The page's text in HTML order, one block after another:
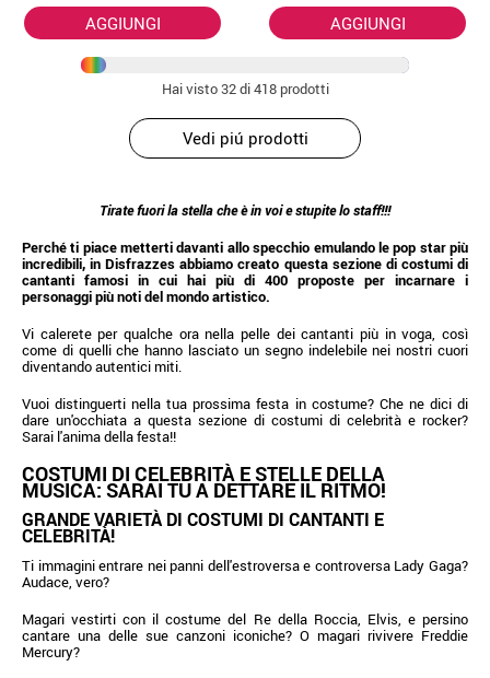
AGGIUNGI AGGIUNGI
Hai visto32di 418 prodotti
Vedi piú prodotti
Tirate fuori la stella che è in voi e stupite lo staff!!!
Perché ti piace metterti davanti allo specchio emulando le pop star più
incredibili, in Disfrazzes abbiamo creato questa sezione di costumi di
cantanti famosi in cui hai più di 400 proposte per incarnare i
personaggi più noti del mondo artistico.
Vi calerete per qualche ora nella pelle dei cantanti più in voga, così
come di quelli che hanno lasciato un segno indelebile nei nostri cuori
diventando autentici miti.
Vuoi distinguerti nella tua prossima festa in costume? Che ne dici di
dare un'occhiata a questa sezione di costumi di celebrità e rocker?
Sarai l'anima della festa!!
COSTUMI DI CELEBRITÀ E STELLE DELLA
MUSICA: SARAI TU A DETTARE IL RITMO!
GRANDE VARIETÀ DI COSTUMI DI CANTANTI E
CELEBRITÀ!
Ti immagini entrare nei panni dell'estroversa e controversa Lady Gaga?
Audace, vero?
Magari vestirti con il costume del Re della Roccia, Elvis, e persino
cantare una delle sue canzoni iconiche? O magari rivivere Freddie
Mercury?